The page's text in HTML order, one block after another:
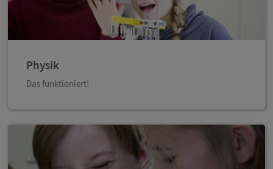
Physik
Das funktioniert!